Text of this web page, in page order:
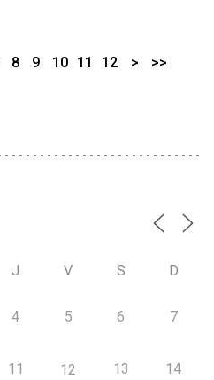
8 9 10 11 12 > >>
J V S D
4 5 6 7
11 12 13 14